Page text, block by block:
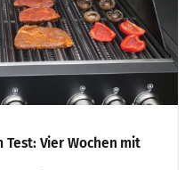
Test: Vier Wochen mit